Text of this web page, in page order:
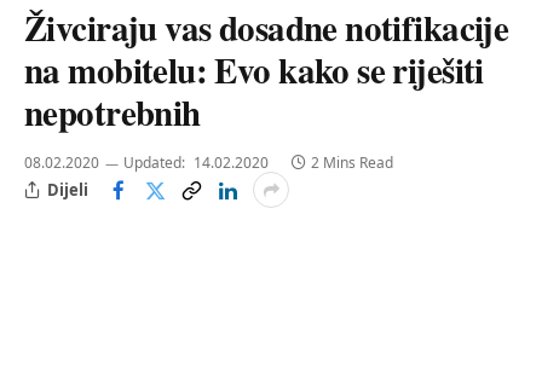
Živciraju vas dosadne notifikacije
na mobitelu: Evo kako se riješiti
nepotrebnih
08.02.2020 Updated: 14.02.2020 2 Mins Read
Dijeli